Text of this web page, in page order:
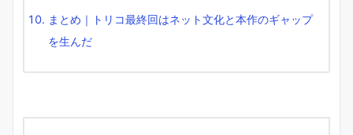
まとめ｜トリコ最終回はネット文化と本作のギャップ
を生んだ